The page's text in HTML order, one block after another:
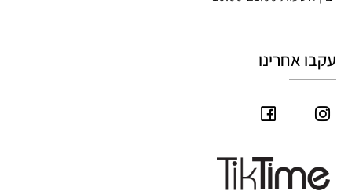
עקבו אחרינו